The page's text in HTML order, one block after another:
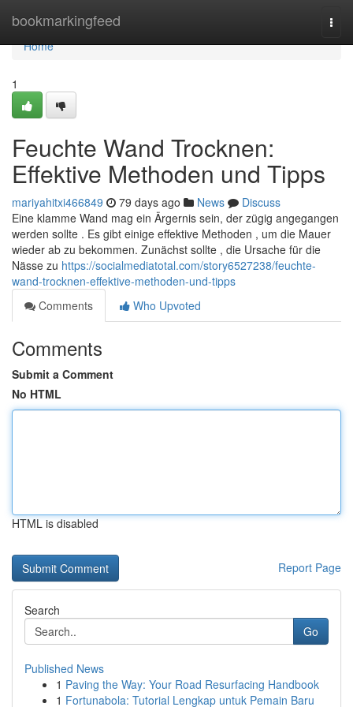
bookmarkingfeed
Home
Home
1
Feuchte Wand Trocknen:
Effektive Methoden und Tipps
mariyahitxi466849 79 days ago News
Discuss
Eine klamme Wand mag ein Ärgernis sein, der zügig angegangen
werden sollte . Es gibt einige effektive Methoden , um die Mauer
wieder ab zu bekommen. Zunächst sollte , die Ursache für die
Nässe zu https://socialmediatotal.com/story6527238/feuchte-
wand-trocknen-effektive-methoden-und-tipps
Comments
Who Upvoted
Comments
Submit a Comment
No HTML
HTML is disabled
Report Page
Search
Go
Published News
1 Paving the Way: Your Road Resurfacing Handbook
1 Fortunabola: Tutorial Lengkap untuk Pemain Baru